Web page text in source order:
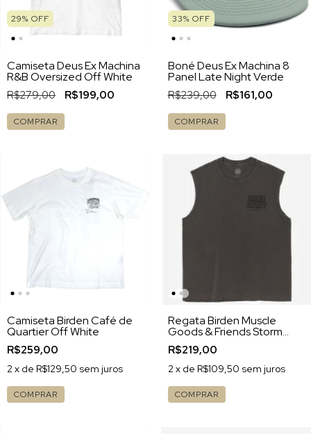
29% OFF
Camiseta Deus Ex Machina
R&B Oversized Off White
R$279,00 R$199,00
COMPRAR
33% OFF
Boné Deus Ex Machina 8
Panel Late Night Verde
R$239,00 R$161,00
COMPRAR
Camiseta Birden Café de
Quartier Off White
R$259,00
2 x de R$129,50 sem juros
COMPRAR
Regata Birden Muscle
Goods & Friends Storm
Chumbo
R$219,00
2 x de R$109,50 sem juros
COMPRAR